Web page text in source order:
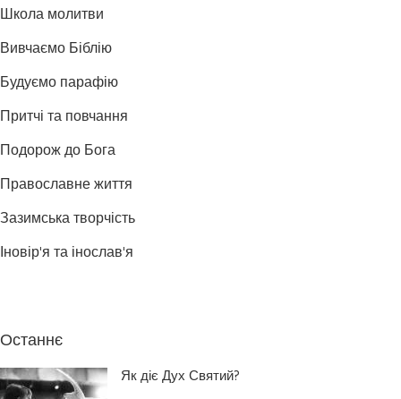
Школа молитви
Вивчаємо Біблію
Будуємо парафію
Притчі та повчання
Подорож до Бога
Православне життя
Зазимська творчість
Іновір'я та інослав'я
Останнє
Як діє Дух Святий?